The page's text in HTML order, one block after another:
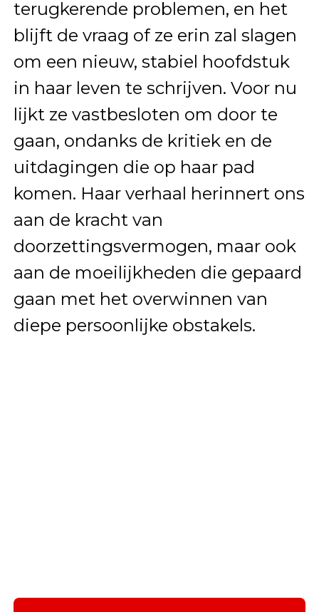
terugkerende problemen, en het
blijft de vraag of ze erin zal slagen
om een nieuw, stabiel hoofdstuk
in haar leven te schrijven. Voor nu
lijkt ze vastbesloten om door te
gaan, ondanks de kritiek en de
uitdagingen die op haar pad
komen. Haar verhaal herinnert ons
aan de kracht van
doorzettingsvermogen, maar ook
aan de moeilijkheden die gepaard
gaan met het overwinnen van
diepe persoonlijke obstakels.